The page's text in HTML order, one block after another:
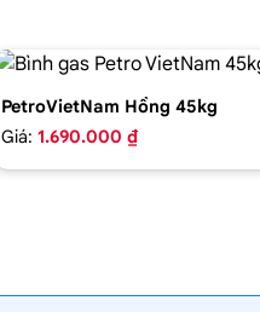
PetroVietNam Hồng 45kg
Giá: 1.690.000 ₫